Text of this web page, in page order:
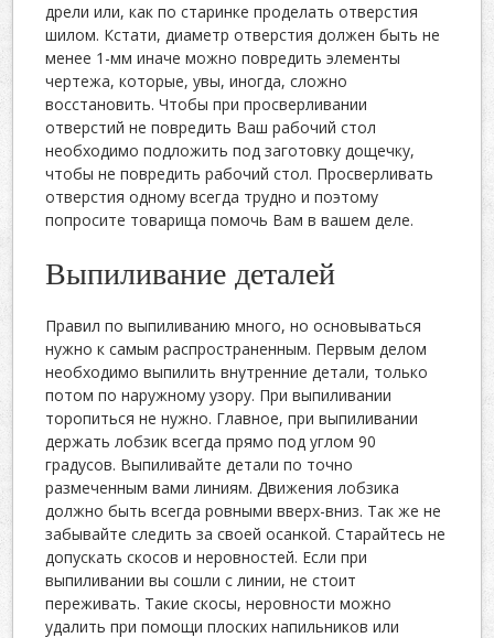
дрели или, как по старинке проделать отверстия
шилом. Кстати, диаметр отверстия должен быть не
менее 1-мм иначе можно повредить элементы
чертежа, которые, увы, иногда, сложно
восстановить. Чтобы при просверливании
отверстий не повредить Ваш рабочий стол
необходимо подложить под заготовку дощечку,
чтобы не повредить рабочий стол. Просверливать
отверстия одному всегда трудно и поэтому
попросите товарища помочь Вам в вашем деле.
Выпиливание деталей
Правил по выпиливанию много, но основываться
нужно к самым распространенным. Первым делом
необходимо выпилить внутренние детали, только
потом по наружному узору. При выпиливании
торопиться не нужно. Главное, при выпиливании
держать лобзик всегда прямо под углом 90
градусов. Выпиливайте детали по точно
размеченным вами линиям. Движения лобзика
должно быть всегда ровными вверх-вниз. Так же не
забывайте следить за своей осанкой. Старайтесь не
допускать скосов и неровностей. Если при
выпиливании вы сошли с линии, не стоит
переживать. Такие скосы, неровности можно
удалить при помощи плоских напильников или